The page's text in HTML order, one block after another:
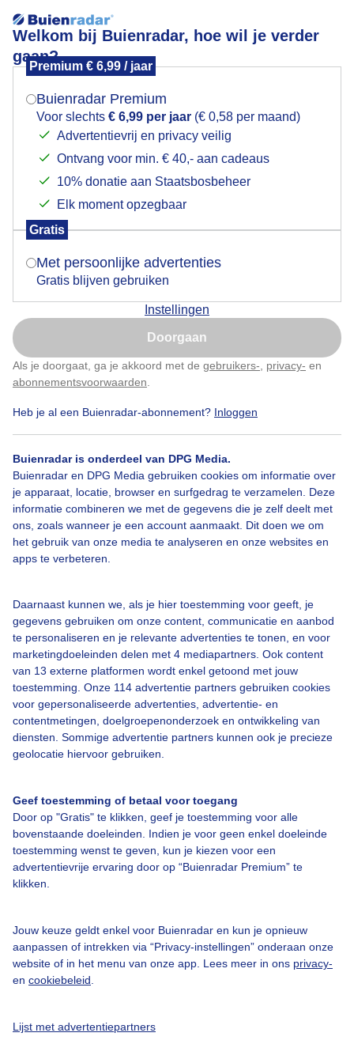
Welkom bij Buienradar, hoe wil je verder
gaan?
Premium € 6,99 / jaar
Buienradar Premium
Voor slechts € 6,99 per jaar (€ 0,58 per maand)
Advertentievrij en privacy veilig
Ontvang voor min. € 40,- aan cadeaus
10% donatie aan Staatsbosbeheer
Elk moment opzegbaar
Gratis
Met persoonlijke advertenties
Gratis blijven gebruiken
Instellingen
Doorgaan
Als je doorgaat, ga je akkoord met de gebruikers- privacy- en
abonnementsvoorwaarden
Heb je al een Buienradar-abonnement? Inloggen
Buienradar is onderdeel van DPG Media.
Buienradar en DPG Media gebruiken cookies om informatie over
je apparaat, locatie, browser en surfgedrag te verzamelen. Deze
informatie combineren we met de gegevens die je zelf deelt met
ons, zoals wanneer je een account aanmaakt. Dit doen we om
het gebruik van onze media te analyseren en onze websites en
apps te verbeteren.
Daarnaast kunnen we, als je hier toestemming voor geeft, je
gegevens gebruiken om onze content, communicatie en aanbod
te personaliseren en je relevante advertenties te tonen, en voor
marketingdoeleinden delen met 4 mediapartners. Ook content
van 13 externe platformen wordt enkel getoond met jouw
toestemming. Onze 114 advertentie partners gebruiken cookies
voor gepersonaliseerde advertenties, advertentie- en
contentmetingen, doelgroepenonderzoek en ontwikkeling van
diensten. Sommige advertentie partners kunnen ook je precieze
geolocatie hiervoor gebruiken.
Geef toestemming of betaal voor toegang
Door op "Gratis" te klikken, geef je toestemming voor alle
bovenstaande doeleinden. Indien je voor geen enkel doeleinde
toestemming wenst te geven, kun je kiezen voor een
advertentievrije ervaring door op “Buienradar Premium” te
klikken.
Jouw keuze geldt enkel voor Buienradar en kun je opnieuw
aanpassen of intrekken via “Privacy-instellingen” onderaan onze
website of in het menu van onze app. Lees meer in ons privacy-
en cookiebeleid
Lijst met advertentiepartners
Weerfoto
Weerfoto Wolkjes Wolken Wolkenlucht Blauwe lucht
#blauwelucht Wolken
Bekijk slideshow
Een moment geduld aub...
Bedrijfsgegevens
Veelgestelde vragen
Contact
Adverteren
Buienradar Team
Cookie beleid
Mogen we je locatie gebruiken voor het
Indien je hier nog geen akkoord op hebt gegeven,
verschijnt er zo een pop-up uit je browser waarin
Is goed, toon de popup
Nu niet, misschien later
Klik hierom dit aan te passen